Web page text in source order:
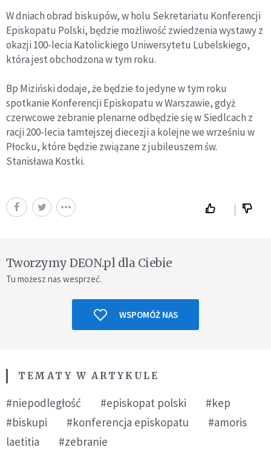
W dniach obrad biskupów, w holu Sekretariatu Konferencji
Episkopatu Polski, będzie możliwość zwiedzenia wystawy z
okazji 100-lecia Katolickiego Uniwersytetu Lubelskiego,
która jest obchodzona w tym roku.
Bp Miziński dodaje, że będzie to jedyne w tym roku
spotkanie Konferencji Episkopatu w Warszawie, gdyż
czerwcowe zebranie plenarne odbędzie się w Siedlcach z
racji 200-lecia tamtejszej diecezji a kolejne we wrześniu w
Płocku, które będzie związane z jubileuszem św.
Stanisława Kostki.
Tworzymy DEON.pl dla Ciebie
Tu możesz nas wesprzeć.
WSPOMÓŻ NAS
TEMATY W ARTYKULE
#niepodległość #episkopat polski
#kep
#biskupi
#konferencja episkopatu
#amoris
laetitia
#zebranie